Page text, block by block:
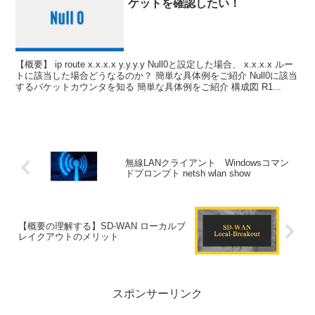
ケットを確認したい！
【概要】 ip route x.x.x.x y.y.y.y Null0と設定した場合、 x.x.x.x ルー
トに該当した場合どうなるのか？ 簡単な具体例をご紹介 Null0に該当
するパケットカウンタを知る 簡単な具体例をご紹介 構成図 R1...
無線LANクライアント Windowsコマン
ドプロンプト netsh wlan show
【概要の理解する】SD-WAN ローカルブ
レイクアウトのメリット
スポンサーリンク